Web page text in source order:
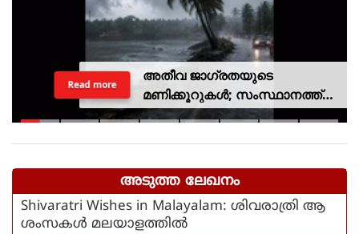
അതീവ ജാഗ്രതയുടെ
മണിക്കൂറുകൾ; സംസ്ഥാനത്ത്
റെഡ് അലർട്ട്, ശക്തമായ
Read more
അടുത്ത ലേഖനം
Shivaratri Wishes in Malayalam: ശിവരാത്രി ആ
ശംസകള്‍ മലയാളത്തില്‍